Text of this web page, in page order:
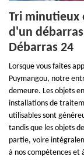
Tri minutieux
d'un
Débarras 24
Lorsque vous faites
Puymangou, notre
demeure. Les objets
installations de
utilisables sont
tandis que les objets
partie, voire
à nos compétences et